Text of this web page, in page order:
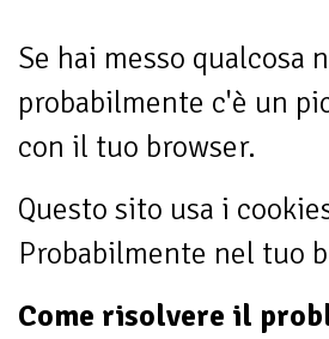
Se hai messo
probabilmente c'è un
con il tuo browser.
Questo sito usa i
Probabilmente nel tuo
Come risolvere il